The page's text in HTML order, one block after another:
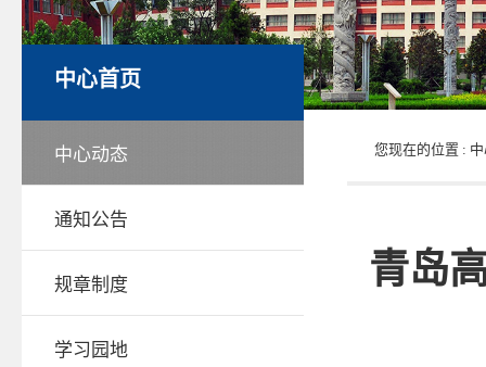
中心首页
中心动态
通知公告
规章制度
学习园地
您现在的位置 :
青岛